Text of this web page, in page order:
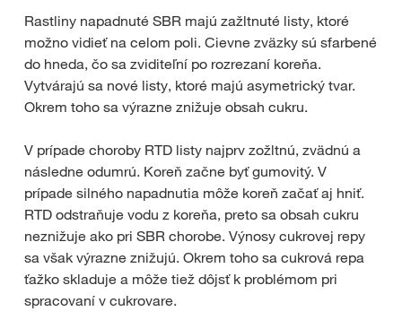
Rastliny napadnuté SBR majú zažltnuté listy, ktoré
možno vidieť na celom poli. Cievne zväzky sú sfarbené
do hneda, čo sa zviditeľní po rozrezaní koreňa.
Vytvárajú sa nové listy, ktoré majú asymetrický tvar.
Okrem toho sa výrazne znižuje obsah cukru.
V prípade choroby RTD listy najprv zožltnú, zvädnú a
následne odumrú. Koreň začne byť gumovitý. V
prípade silného napadnutia môže koreň začať aj hniť.
RTD odstraňuje vodu z koreňa, preto sa obsah cukru
neznižuje ako pri SBR chorobe. Výnosy cukrovej repy
sa však výrazne znižujú. Okrem toho sa cukrová repa
ťažko skladuje a môže tiež dôjsť k problémom pri
spracovaní v cukrovare.